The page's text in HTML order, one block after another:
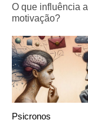
O que influência a
motivação?
Psicronos